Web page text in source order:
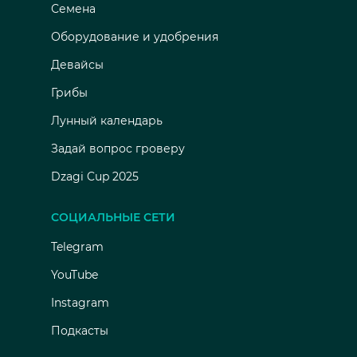
Семена
Оборудование и удобрения
Девайсы
Грибы
Лунный календарь
Задай вопрос гроверу
Dzagi Cup 2025
СОЦИАЛЬНЫЕ СЕТИ
Telegram
YouTube
Instagram
Подкасты